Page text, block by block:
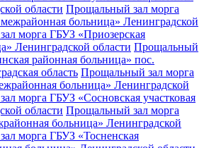
области Прощальный зал морга
больница» Ленинградской
морга ГБУЗ «Приозерская
Ленинградской области Прощальный
районная больница» пос.
область Прощальный зал морга
больница» Ленинградской
морга ГБУЗ «Сосновская участковая
области Прощальный зал морга
больница» Ленинградской
морга ГБУЗ «Тосненская